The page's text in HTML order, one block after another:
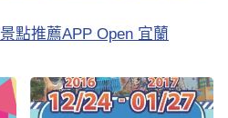
點推薦APP Open 宜蘭